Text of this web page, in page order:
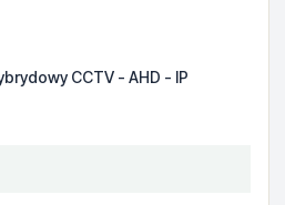
CCTV - AHD - IP